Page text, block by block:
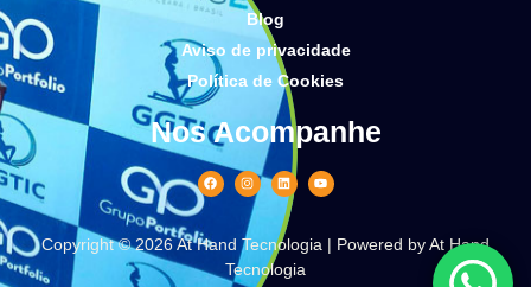
Blog
Aviso de privacidade
Política de Cookies
Nos Acompanhe
Copyright © 2026 At Hand Tecnologia | Powered by At Hand
Tecnologia